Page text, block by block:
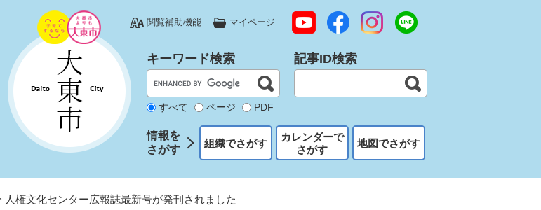
閲覧補助機能 マイページ
キーワード検索
すべて ページ PDF
記事ID検索
情報を
さがす
組織でさがす
カレンダーで
さがす
地図でさがす
人権文化センター広報誌最新号が発刊されました